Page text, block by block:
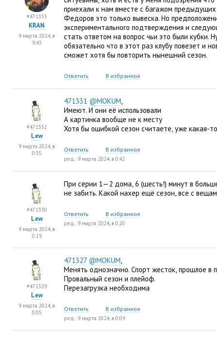
приехали к нам вместе с багажом
Федоров это только вывеска. Но
экспериментального подтверждения и
стать ответом на вопрос чьи это были кубки.
обязательно что в этот раз клубу повезет и
сможет хотя бы повторить нынешний сезон.
Ответить В избранное
#471333
KRAN
9 марта 2024, в
9:43
471331 @MOKUM,
Имеют. И они её использовали
А картинка вообще не к месту
Хотя бы ошибкой сезон считаете, уже какая-
Ответить В избранное
ред.: 9 марта 2024, в 0:42
#471332
Lew
9 марта 2024, в
0:35
При серии 1—2 дома, 6 (шесть!) минут в
не забить. Какой нахер ещё сезон, все с
Ответить В избранное
ред.: 9 марта 2024, в 0:20
#471330
Lew
9 марта 2024, в
0:19
471327 @MOKUM,
Менять однозначно. Спорт жесток, прошлое в
Провальный сезон и плейоф.
Перезагрузка необходима
Ответить В избранное
ред.: 9 марта 2024, в 0:09
#471329
Lew
9 марта 2024, в
0:05